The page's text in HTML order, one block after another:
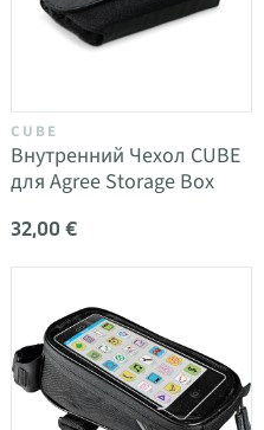
CUBE
Внутренний Чехол CUBE
для Agree Storage Box
32,00 €